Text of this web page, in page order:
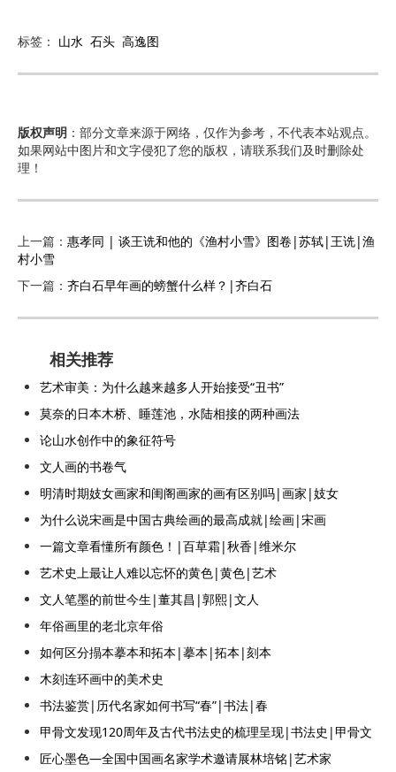
标签： 山水 石头 高逸图
版权声明 ：部分文章来源于网络，仅作为参考，不代表本站观点。
如果网站中图片和文字侵犯了您的版权，请联系我们及时删除处
理！
上一篇： 惠孝同 | 谈王诜和他的《渔村小雪》图卷|苏轼|王诜|渔
村小雪
下一篇： 齐白石早年画的螃蟹什么样？|齐白石
相关推荐
艺术审美：为什么越来越多人开始接受“丑书”
莫奈的日本木桥、睡莲池，水陆相接的两种画法
论山水创作中的象征符号
文人画的书卷气
明清时期妓女画家和闺阁画家的画有区别吗|画家|妓女
为什么说宋画是中国古典绘画的最高成就|绘画|宋画
一篇文章看懂所有颜色！|百草霜|秋香|维米尔
艺术史上最让人难以忘怀的黄色|黄色|艺术
文人笔墨的前世今生|董其昌|郭熙|文人
年俗画里的老北京年俗
如何区分搨本摹本和拓本|摹本|拓本|刻本
木刻连环画中的美术史
书法鉴赏|历代名家如何书写“春”|书法|春
甲骨文发现120周年及古代书法史的梳理呈现|书法史|甲骨文
匠心墨色—全国中国画名家学术邀请展林培铭|艺术家